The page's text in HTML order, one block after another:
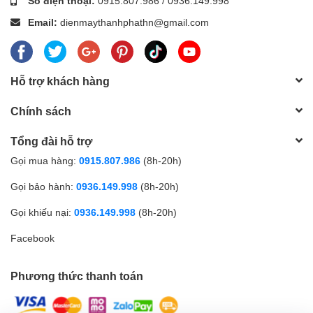
Email: dienmaythanhphathn@gmail.com
Hỗ trợ khách hàng
Chính sách
Tổng đài hỗ trợ
Gọi mua hàng: 0915.807.986 (8h-20h)
Gọi bảo hành: 0936.149.998 (8h-20h)
Gọi khiếu nại: 0936.149.998 (8h-20h)
Facebook
Phương thức thanh toán